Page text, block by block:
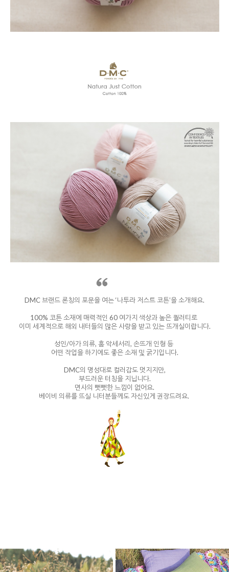
DMC 브랜드 론칭의 포문을 여는 ‘나투라 저스트 코튼’을 소개해요.
100% 코튼 소재에 매력적인 60 여가지 색상과 높은 퀄러티로
이미 세계적으로 해외 내터들의 많은 사랑을 받고 있는 뜨개실이랍니다.
성인/아가 의류, 홈 악세서리, 손뜨개 인형 등
어떤 작업을 하기에도 좋은 소재 및 굵기입니다.
DMC의 명성대로 컬러감도 멋지지만,
부드러운 터칭을 지닙니다.
면사의 뻣뻣한 느낌이 없어요.
베이비 의류를 뜨실 니터분들께도 자신있게 권장드려요.